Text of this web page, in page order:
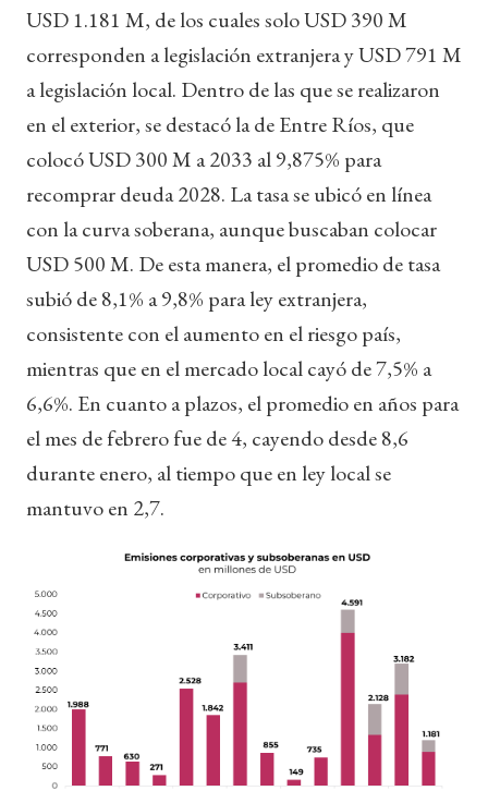
USD 1.181 M, de los cuales solo USD 390 M
corresponden a legislación extranjera y USD 791 M
a legislación local. Dentro de las que se realizaron
en el exterior, se destacó la de Entre Ríos, que
colocó USD 300 M a 2033 al 9,875% para
recomprar deuda 2028. La tasa se ubicó en línea
con la curva soberana, aunque buscaban colocar
USD 500 M. De esta manera, el promedio de tasa
subió de 8,1% a 9,8% para ley extranjera,
consistente con el aumento en el riesgo país,
mientras que en el mercado local cayó de 7,5% a
6,6%. En cuanto a plazos, el promedio en años para
el mes de febrero fue de 4, cayendo desde 8,6
durante enero, al tiempo que en ley local se
mantuvo en 2,7.